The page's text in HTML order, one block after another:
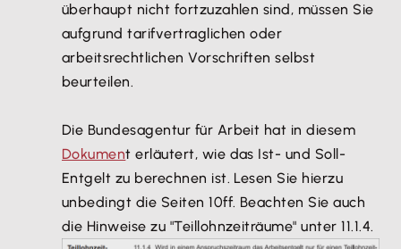
überhaupt nicht fortzuzahlen sind, müssen Sie
aufgrund tarifvertraglichen oder
arbeitsrechtlichen Vorschriften selbst
beurteilen.
Die Bundesagentur für Arbeit hat in diesem
Dokument erläutert, wie das Ist- und Soll-
Entgelt zu berechnen ist. Lesen Sie hierzu
unbedingt die Seiten 10ff. Beachten Sie auch
die Hinweise zu "Teillohnzeiträume" unter 11.1.4.